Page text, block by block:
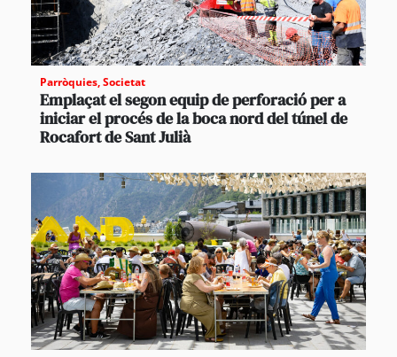
Parròquies,Societat
Emplaçat el segon equip de perforació per a
iniciar el procés de la boca nord del túnel de
Rocafort de Sant Julià